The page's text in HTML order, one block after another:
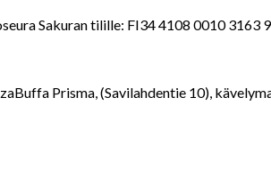
Sakuran tilille: FI34 4108 0010 3163
Prisma, (Savilahdentie 10),